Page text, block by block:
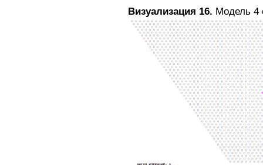
Визуализация 16. Модель 4